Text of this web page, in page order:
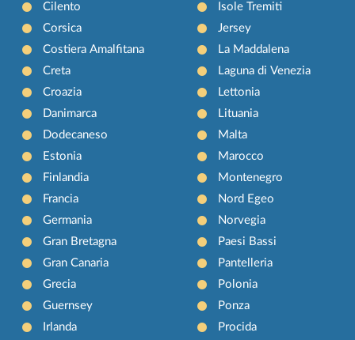
Cilento
Corsica
Costiera Amalfitana
Creta
Croazia
Danimarca
Dodecaneso
Estonia
Finlandia
Francia
Germania
Gran Bretagna
Gran Canaria
Grecia
Guernsey
Irlanda
Isole Tremiti
Jersey
La Maddalena
Laguna di Venezia
Lettonia
Lituania
Malta
Marocco
Montenegro
Nord Egeo
Norvegia
Paesi Bassi
Pantelleria
Polonia
Ponza
Procida